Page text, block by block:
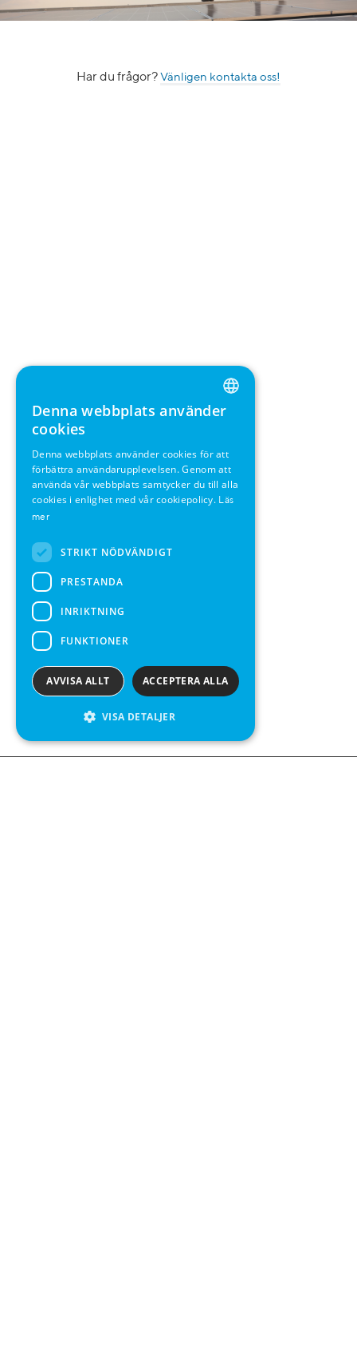
Har du frågor? Vänligen kontakta oss!
ENGLISH
SWEDISH
FRENCH
Denna webbplats använder
cookies
Denna webbplats använder cookies för att
förbättra användarupplevelsen. Genom att
använda vår webbplats samtycker du till alla
cookies i enlighet med vår cookiepolicy. Läs
mer
STRIKT NÖDVÄNDIGT
PRESTANDA
INRIKTNING
FUNKTIONER
ACCEPTERA ALLA
AVVISA ALLT
VISA DETALJER